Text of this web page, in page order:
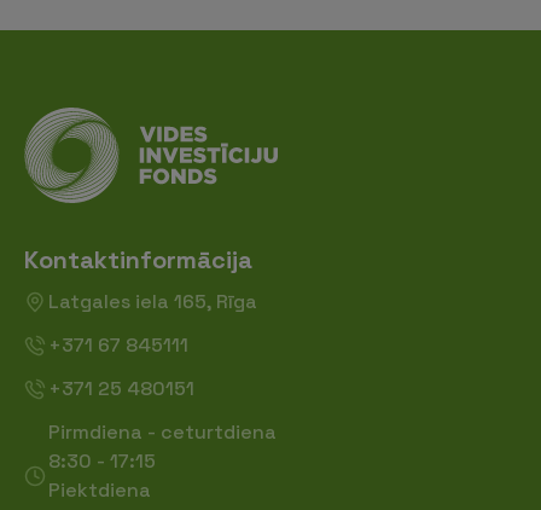
Kontaktinformācija
Latgales iela 165, Rīga
+371 67 845111
+371 25 480151
Pirmdiena - ceturtdiena
8:30 - 17:15
Piektdiena